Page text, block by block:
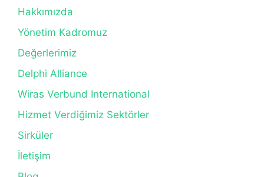
Hakkımızda
Yönetim Kadromuz
Değerlerimiz
Delphi Alliance
Wiras Verbund International
Hizmet Verdiğimiz Sektörler
Sirküler
İletişim